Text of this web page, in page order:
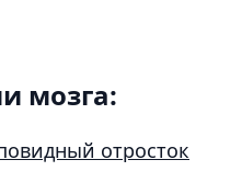
мозга:
отросток